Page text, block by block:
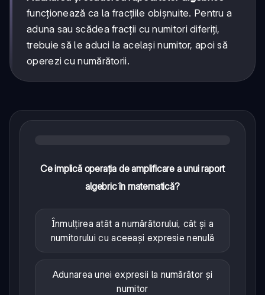
funcționează ca la fracțiile obișnuite. Pentru a
aduna sau scădea fracții cu numitori diferiți,
trebuie să le aduci la același numitor, apoi să
operezi cu numărătorii.
Ce implică operația de amplificare a unui raport
algebric în matematică?
Înmulțirea atât a numărătorului, cât și a
numitorului cu aceeași expresie nenulă
Adunarea unei expresii la numărător și
numitor